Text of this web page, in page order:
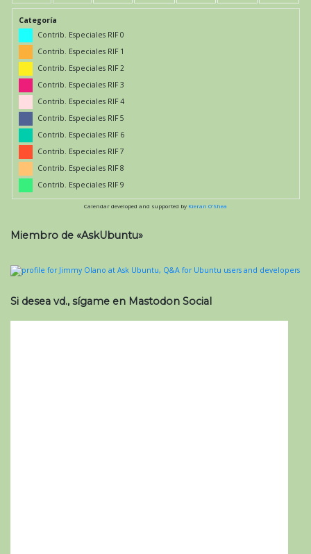
Categoría
Contrib. Especiales RIF 0
Contrib. Especiales RIF 1
Contrib. Especiales RIF 2
Contrib. Especiales RIF 3
Contrib. Especiales RIF 4
Contrib. Especiales RIF 5
Contrib. Especiales RIF 6
Contrib. Especiales RIF 7
Contrib. Especiales RIF 8
Contrib. Especiales RIF 9
Calendar developed and supported by Kieran O'Shea
Miembro de «AskUbuntu»
Si desea vd., sígame en Mastodon Social